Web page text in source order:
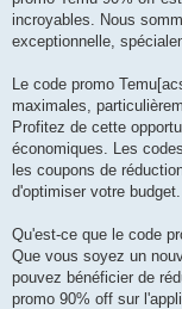
g
incroyables. Nous
exceptionnelle,
Le code promo
maximales,
Profitez de cette
économiques. Les
les coupons de
d'optimiser votre budget.
Qu'est-ce que le code
Que vous soyez un
pouvez bénéficier de
promo 90% off sur